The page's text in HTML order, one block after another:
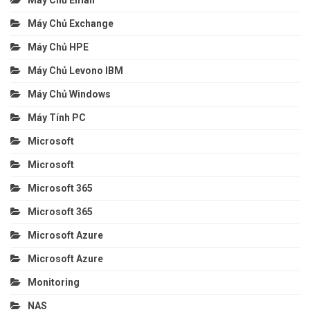
Máy Chủ Exchange
Máy Chủ HPE
Máy Chủ Levono IBM
Máy Chủ Windows
Máy Tính PC
Microsoft
Microsoft
Microsoft 365
Microsoft 365
Microsoft Azure
Microsoft Azure
Monitoring
NAS